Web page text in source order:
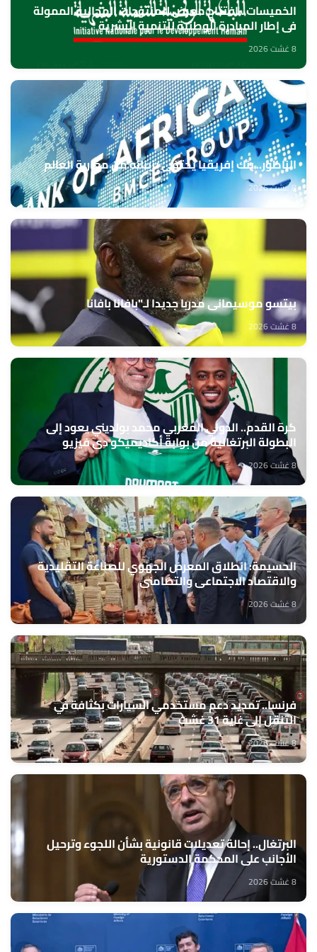
الخميسات ..افتتاح معرض للمنتوجات المجالية الممولة
في إطار المبادرة الوطنية للتنمية البشرية
8 غشت 2026
الناظور.. بنك إفريقيا يحتفي بزبنائه من مغاربة العالم
8 غشت 2026
بيتسو موسيماني مدربا جديدا لـ"بافانا بافانا
8 غشت 2026
كرة القدم.. الدولي المغربي محمد بولديني يعود إلى
البطولة البرتغالية من بوابة أكاديميكو دي فيزيو
8 غشت 2026
الحسيمة: انطلاق المعرض الجهوي للصناعة التقليدية
والاقتصاد الاجتماعي والتضامني
8 غشت 2026
فرنسا.. تمديد دعم مستخدمي السيارات بكثافة في
التنقل إلى غاية 31 غشت
8 غشت 2026
البرتغال.. إحالة تعديلات قانونية بشأن اللجوء وترحيل
الأجانب على المحكمة الدستورية
8 غشت 2026